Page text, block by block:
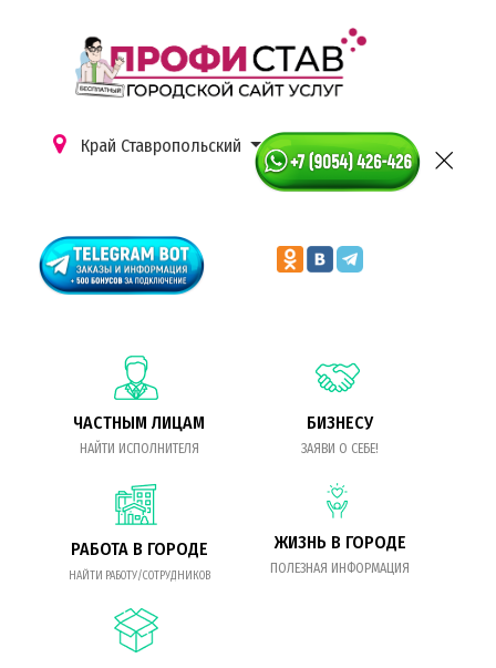
Край Ставропольский
ЧАСТНЫМ ЛИЦАМ
НАЙТИ ИСПОЛНИТЕЛЯ
БИЗНЕСУ
ЗАЯВИ О СЕБЕ!
РАБОТА В ГОРОДЕ
НАЙТИ РАБОТУ/СОТРУДНИКОВ
ЖИЗНЬ В ГОРОДЕ
ПОЛЕЗНАЯ ИНФОРМАЦИЯ